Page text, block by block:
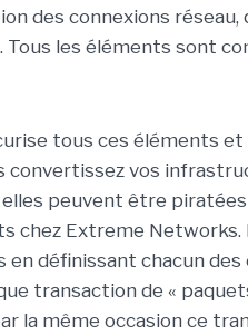
des connexions
Tous les éléments sont
tous ces éléments
convertissez vos
peuvent être piratées
chez Extreme Networks.
définissant chacun
transaction de «
la même occasion ce